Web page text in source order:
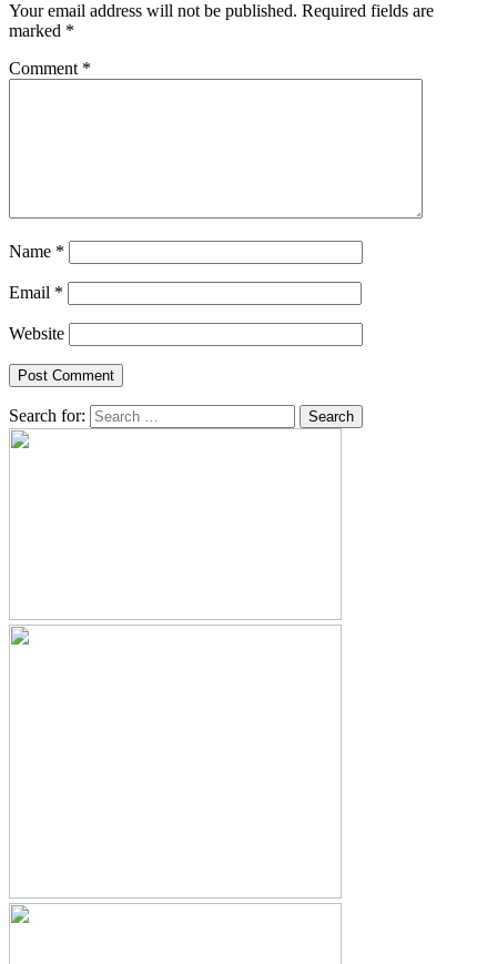
Your email address will not be published. Required fields are
marked *
Comment *
Name *
Email *
Website
Search for: